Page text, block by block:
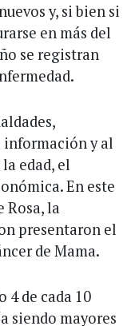
y, si bien si
en más del
se registran
información y al
edad, el
En este
Rosa, la
presentaron el
de Mama.
4 de cada 10
siendo mayores